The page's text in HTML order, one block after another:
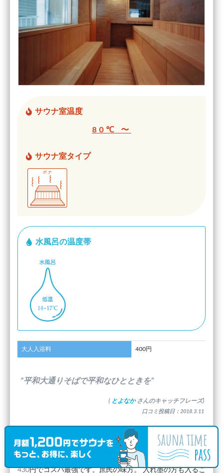
サウナ室温度
80℃ 〜
サウナ室タイプ
水風呂の温度帯
大人入浴料 400円
”平和大通りそばで平和なひとときを”
( とよなか さんのキャッチフレーズ)
口コミ投稿日：2018.3.11
最新の口コミコメント
430円でコスパ最強です。庶民の味方。 入れ墨の方も入るこ